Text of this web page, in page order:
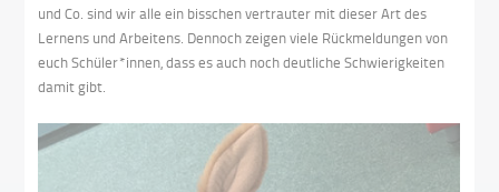
und Co. sind wir alle ein bisschen vertrauter mit dieser Art des
Lernens und Arbeitens. Dennoch zeigen viele Rückmeldungen von
euch Schüler*innen, dass es auch noch deutliche Schwierigkeiten
damit gibt.